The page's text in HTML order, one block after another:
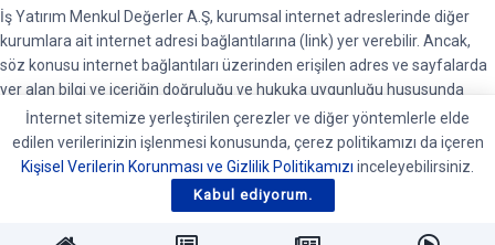
İş Yatırım Menkul Değerler A.Ş, kurumsal internet adreslerinde diğer
kurumlara ait internet adresi bağlantılarına (link) yer verebilir. Ancak,
söz konusu internet bağlantıları üzerinden erişilen adres ve sayfalarda
yer alan bilgi ve içeriğin doğruluğu ve hukuka uygunluğu hususunda
garanti vermemektedir ve sorumluluk kabul etmemektedir.
BIST piyasalarında oluşan tüm verilere ait telif hakları tamamen BIST’e
ait olup, bu veriler tekrar yayınlanamaz. Pay Piyasası, Borçlanma
Araçları Piyasası, Vadeli İşlem ve Opsiyon Piyasası verileri BIST kaynaklı
en az 15 dakika gecikmeli verilerdir.
İnternet sitemize yerleştirilen çerezler ve diğer yöntemlerle elde
edilen verilerinizin işlenmesi konusunda, çerez politikamızı da içeren
Kişisel Verilerin Korunması ve Gizlilik Politikamızı inceleyebilirsiniz.
Kabul ediyorum.